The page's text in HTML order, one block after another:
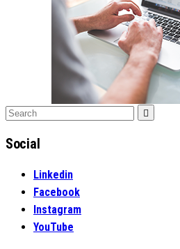
Search
Social
Linkedin
Facebook
Instagram
YouTube